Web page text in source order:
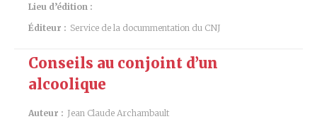
Lieu d’édition :
Éditeur : Service de la docummentation du CNJ
Conseils au conjoint d’un
alcoolique
Auteur : Jean Claude Archambault